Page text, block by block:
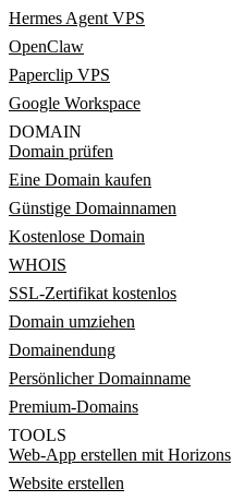
Hermes Agent VPS
OpenClaw
Paperclip VPS
Google Workspace
DOMAIN
Domain prüfen
Eine Domain kaufen
Günstige Domainnamen
Kostenlose Domain
WHOIS
SSL-Zertifikat kostenlos
Domain umziehen
Domainendung
Persönlicher Domainname
Premium-Domains
TOOLS
Web-App erstellen mit Horizons
Website erstellen